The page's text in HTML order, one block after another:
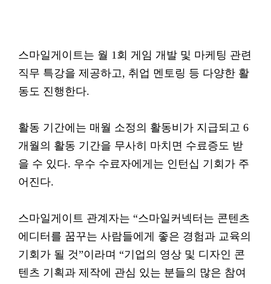
스마일게이트는 월 1회 게임 개발 및 마케팅 관련
직무 특강을 제공하고, 취업 멘토링 등 다양한 활
동도 진행한다.
활동 기간에는 매월 소정의 활동비가 지급되고 6
개월의 활동 기간을 무사히 마치면 수료증도 받
을 수 있다. 우수 수료자에게는 인턴십 기회가 주
어진다.
스마일게이트 관계자는 “스마일커넥터는 콘텐츠
에디터를 꿈꾸는 사람들에게 좋은 경험과 교육의
기회가 될 것”이라며 “기업의 영상 및 디자인 콘
텐츠 기획과 제작에 관심 있는 분들의 많은 참여